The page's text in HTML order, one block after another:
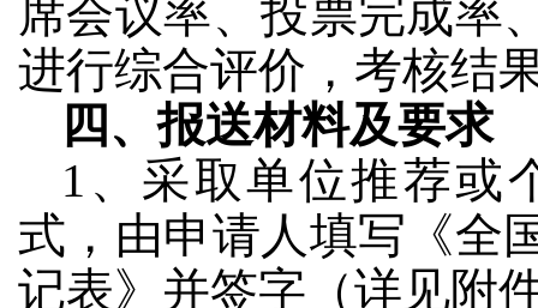
席会议率、投票完成率
进行综合评价，考核结
四、报送材料及要求
1、采取单位推荐或
式，由申请人填写《全
记表》并签字（详见附